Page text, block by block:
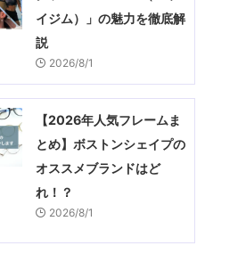
イジム）」の魅力を徹底解
説
2026/8/1
【2026年人気フレームま
とめ】ボストンシェイプの
オススメブランドはど
れ！？
2026/8/1